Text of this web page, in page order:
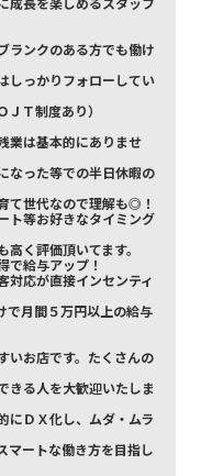
ランクのある方でも働け
しっかりフォローしてい
Ｔ制度あり）
業は基本的にありませ
なった等での半日休暇の
て世代なので理解も◎！
ト等お好きなタイミング
く評価頂いてます。
給与アップ！
対応が直接インセンティ
で月間５万円以上の給与
いお店です。たくさんの
きる人を大歓迎いたしま
ＤＸ化し、ムダ・ムラ
マートな働き方を目指し